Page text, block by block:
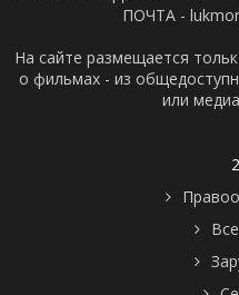
ПОЧТА -
На сайте размещается
о фильмах - из
или